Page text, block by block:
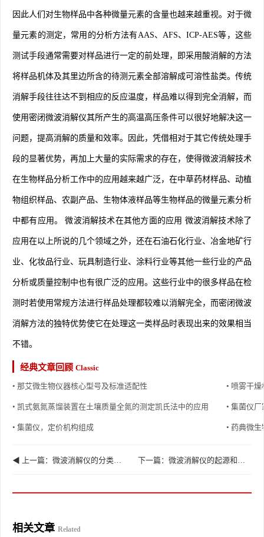
因此人们对生物样品中各种微量元素的含量也越来越重视。对于微
量元素的测定，常用的分析方法有AAS、AFS、ICP-AES等，这些
测试手段通常需要对样品进行一定的前处理，即采用酸消解的方法
将样品机体及其里边所含的待测元素全部溶解成可溶性盐类。传统
消解手段往往达不到相应的反应温度，样品难以得到完全消解，而
使用密闭微波消解仪其所产生的高温高压条件可以很好地解决这一
问题，提高消解的质量和效率。因此，凭借相对于其它传统处理手
段的显著优势，再加上大量的实际需求的存在，使得微波消解技术
在生物样品分析工作中的应用越来越广泛，在中草药材样品、动植
物组织样品、农副产品、生物体液样品等生物样品的微量元素分析
中都有应用。 微波消解技术在其他方面的应用 微波消解技术除了
应用在以上所说的几个领域之外，还在石油石化行业、冶金地矿行
业、化妆品行业、玩具制造行业、涂料行业等其他一些行业的产品
分析或质量控制中也有很广泛的应用。这些行业中的很多样品在检
测时若使用常规方法进行样品处理都较难以消解完全，而密闭微波
消解方法的独特优势使它在处理这一类样品时表现出来的效果相当
不错。
经典文章回顾 Classic
• 那艾微生物仪器核心型号及标准适配性 • 喷雾干
• 凯式氨氮蒸馏装置在土壤质量全氮的测定凯氏法中的应用 • 集菌仪厂
• 集菌仪，定价机构组成 • 药典微
相关文章 Related